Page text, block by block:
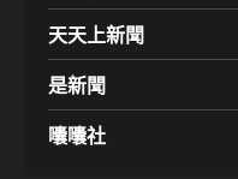
天天上新聞
是新聞
囔囔社